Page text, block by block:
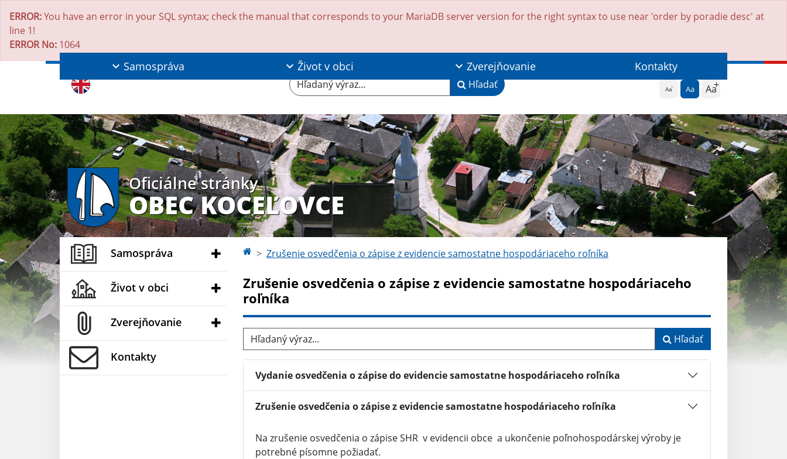
ERROR:You have an error in your SQL syntax; check the manual that corresponds to your MariaDB server version for the right syntax to use near 'order by poradie desc' at
line 1!
ERROR No: 1064
Aa Aa Aa
Hľadaný výraz... Hľadať
Samospráva Život v obci Zverejňovanie Kontakty
Oficiálne stránky
OBEC KOCEĽOVCE
Samospráva
Život v obci
Zverejňovanie
Kontakty
Zrušenie osvedčenia o zápise z evidencie samostatne hospodáriaceho roľníka
Zrušenie osvedčenia o zápise z evidencie samostatne hospodáriaceho
roľníka
Hľadaný výraz... Hľadať
Vydanie osvedčenia o zápise do evidencie samostatne hospodáriaceho roľníka
Zrušenie osvedčenia o zápise z evidencie samostatne hospodáriaceho roľníka
Na zrušenie osvedčenia o zápise SHR v evidencii obce a ukončenie poľnohospodárskej výroby je
potrebné písomne požiadať.